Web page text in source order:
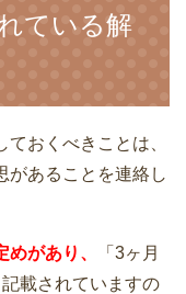
ている解
おくべきことは、
があることを連絡し
があり、
「3ヶ月
載されていますの